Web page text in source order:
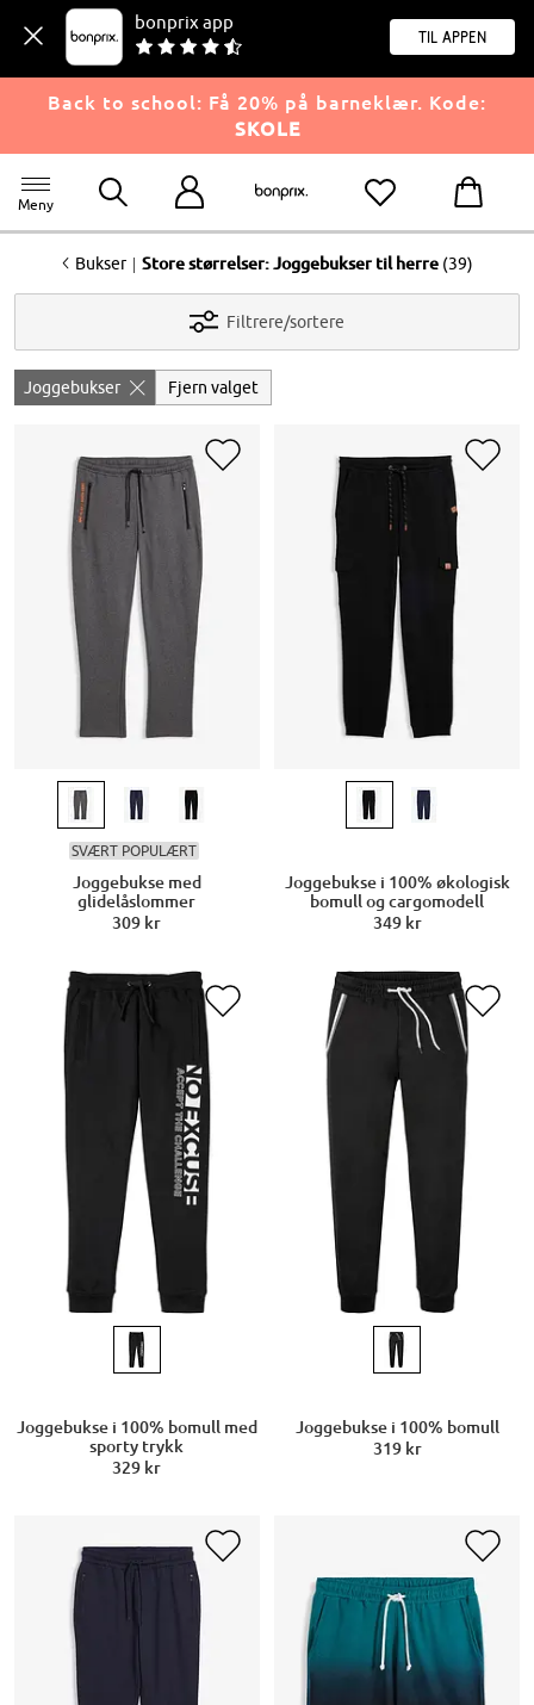
bonprix app
til appen
Back to school: Få 20% på barneklær. Kode:
SKOLE
Meny
<Bukser | Store størrelser: Joggebukser til herre (39)
Filtrere/sortere
Joggebukser Fjern valget
SVÆRT POPULÆRT
Joggebukse med
glidelåslommer
309 kr
Joggebukse i 100% økologisk
bomull og cargomodell
349 kr
Joggebukse i 100% bomull med
sporty trykk
329 kr
Joggebukse i 100% bomull
319 kr